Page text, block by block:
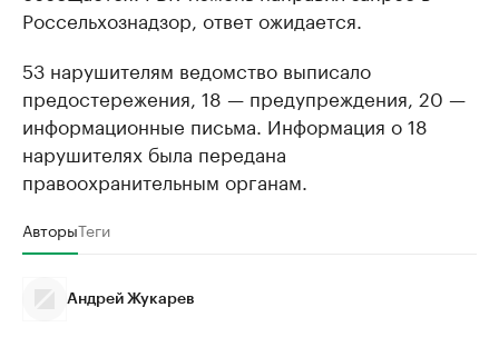
Россельхознадзор, ответ ожидается.
53 нарушителям ведомство выписало
предостережения, 18 — предупреждения, 20 —
информационные письма. Информация о 18
нарушителях была передана
правоохранительным органам.
АвторыТеги
Андрей Жукарев